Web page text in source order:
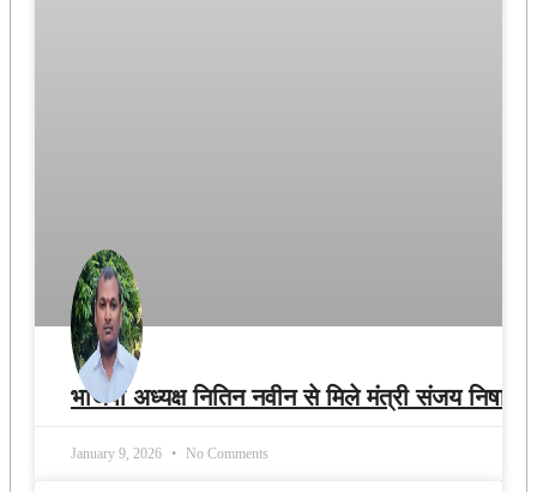
भाजपा अध्यक्ष नितिन नवीन से मिले मंत्री संजय निषाद
January 9, 2026 No Comments